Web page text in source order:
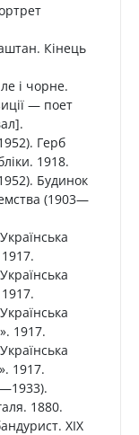
Кінець
і чорне.
— поет
Герб
1918.
Будинок
(1903—
1917.
1917.
1880.
ХІХ